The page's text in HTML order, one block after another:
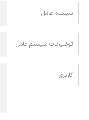
سیستم عامل
توضیحات سیستم عامل
کاربری